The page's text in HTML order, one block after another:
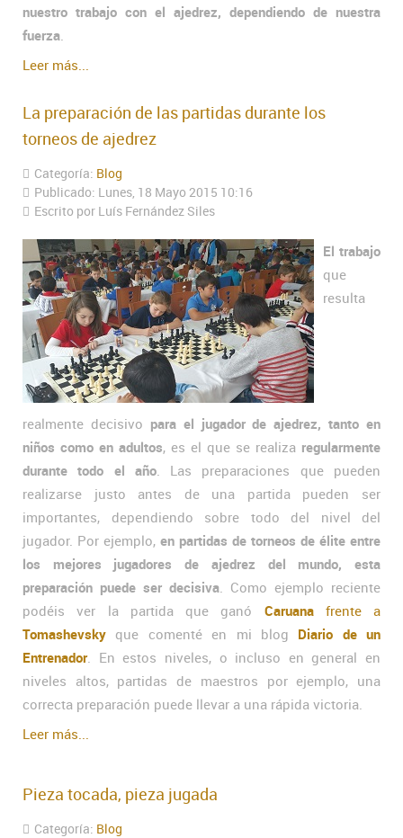
nuestro trabajo con el ajedrez, dependiendo de nuestra
fuerza
Leer más...
La preparación de las partidas durante los
torneos de ajedrez
Categoría: Blog
Publicado: Lunes, 18 Mayo 2015 10:16
Escrito por Luís Fernández Siles
El trabajo
que
resulta
realmente decisivo para el jugador de ajedrez, tanto en
niños como en adultos, es el que se realiza regularmente
durante todo el año. Las preparaciones que pueden
realizarse justo antes de una partida pueden ser
importantes, dependiendo sobre todo del nivel del
jugador. Por ejemplo, en partidas de torneos de élite entre
los mejores jugadores de ajedrez del mundo, esta
preparación puede ser decisiva . Como ejemplo reciente
podéis ver la partida que ganó Caruanafrente a
Tomashevsky que comenté en mi blog Diario de un
Entrenador. En estos niveles, o incluso en general en
niveles altos, partidas de maestros por ejemplo, una
correcta preparación puede llevar a una rápida victoria.
Leer más...
Pieza tocada, pieza jugada
Categoría: Blog